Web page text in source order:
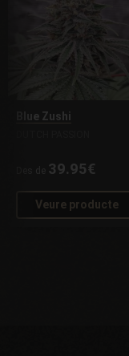
Blue Zushi
Des de 39.95€
Veure producte